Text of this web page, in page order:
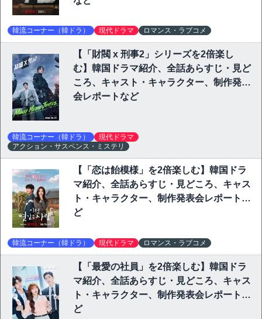
韓流コーナー（韓ドラ） 現代ドラマ ロマンス・ラブコメ
【「財閥 x 刑事2」シリーズを2倍楽し
む】韓国ドラマ紹介、全話あらすじ・見ど
ころ、キャスト・キャラクター、制作発表
会レポートなど
韓流コーナー（韓ドラ）
現代ドラマ
アクション・サスペンス・ミステリ
【「恋は飴模様」を2倍楽しむ】韓国ドラ
マ紹介、全話あらすじ・見どころ、キャス
ト・キャラクター、制作発表会レポートな
ど
韓流コーナー（韓ドラ） 現代ドラマ ロマンス・ラブコメ
【「最愛の社員」を2倍楽しむ】韓国ドラ
マ紹介、全話あらすじ・見どころ、キャス
ト・キャラクター、制作発表会レポートな
ど